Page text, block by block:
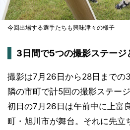
今回出場する選手たちも興味津々の様子
3日間で5つの撮影ステージ
撮影は7月26日から28日までの
隣の市町で計5回の撮影ステー
初日の7月26日は午前中に上富
町・旭川市が舞台。それに先立